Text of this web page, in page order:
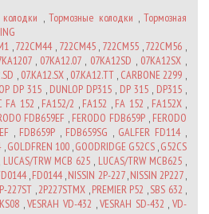
, Тормозные колодки , Тормозная
,722CM44, 722CM45, 722CM55 ,722CM56 ,
, 07KA12.07, 07KA12SD , 07KA12SX,
, 07.KA12.SX, 07.KA12.TT, CARBONE 2299 ,
DP 315 , DUNLOP DP315 , DP 315 , DP315,
FA 152 , FA152/2 , FA152 , FA 152 , FA152X,
FDB659EF , FERODO FDB659P , FERODO
, FDB659P , FDB659SG , GALFER FD114,
,GOLDFREN 100,GOODRIDGE G52CS,G52CS
LUCAS/TRW MCB 625 , LUCAS/TRW MCB625,
,FD0144,NISSIN 2P-227,NISSIN 2P227,
227ST ,2P227STMX ,PREMIER P52 ,SBS 632 ,
,VESRAH VD-432 ,VESRAH SD-432 , VD-